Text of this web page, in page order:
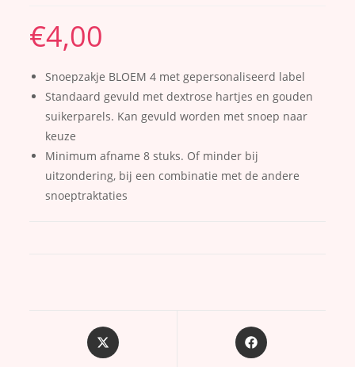
€4,00
Snoepzakje BLOEM 4 met gepersonaliseerd label
Standaard gevuld met dextrose hartjes en gouden
suikerparels. Kan gevuld worden met snoep naar
keuze
Minimum afname 8 stuks. Of minder bij
uitzondering, bij een combinatie met de andere
snoeptraktaties